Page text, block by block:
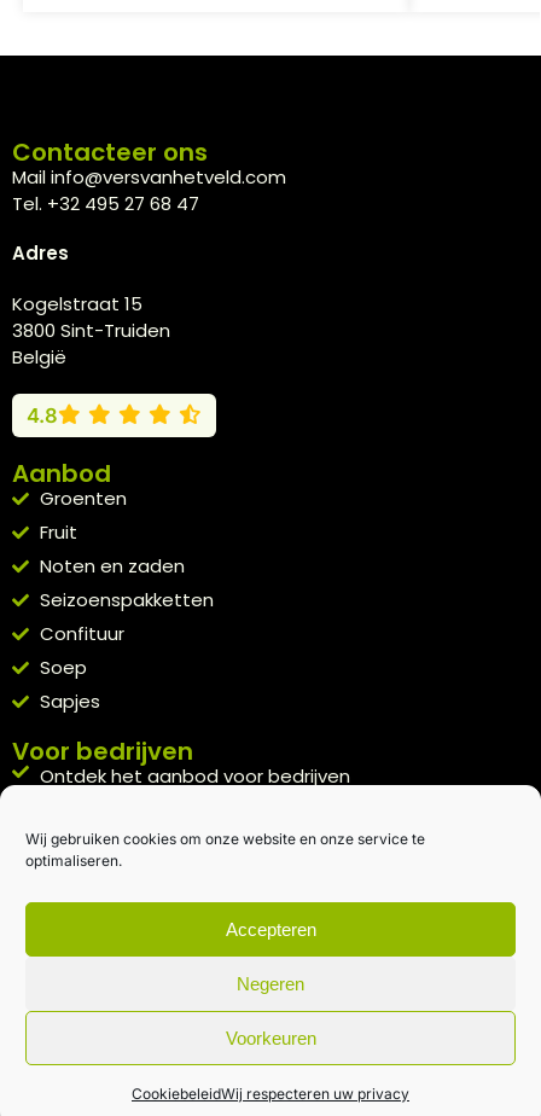
Wij gebruiken cookies om onze website en onze service te
optimaliseren.
Accepteren
Negeren
Voorkeuren
CookiebeleidWij respecteren uw privacy
Contacteer ons
Mail info@versvanhetveld.com
Tel. +32 495 27 68 47
Adres
Kogelstraat 15
3800 Sint-Truiden
België
4.8
Aanbod
Groenten
Fruit
Noten en zaden
Seizoenspakketten
Confituur
Soep
Sapjes
Voor bedrijven
Ontdek het aanbod voor bedrijven
Kennismakingspakket aanvragen
Blijft op de hoogte
Rechtstreeks van het veld naar je inbox.
Inschrijven nieuwsbrief
Algemene voorwaarden|Privacybeleid| gemaakt met door
creativitijd